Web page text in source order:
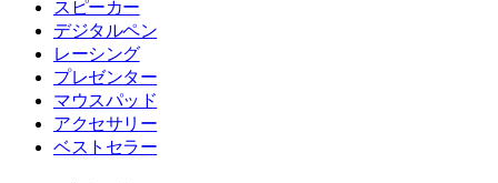
スピーカー
デジタルペン
レーシング
プレゼンター
マウスパッド
アクセサリー
ベストセラー